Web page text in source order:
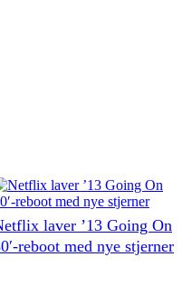
laver ’13 Going On
reboot med nye stjerner